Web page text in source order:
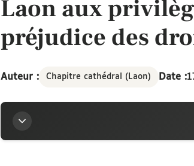
Laon aux
préjudice des
Lettres du 17
Auteur : Chapitre cathédral (Laon) Date :